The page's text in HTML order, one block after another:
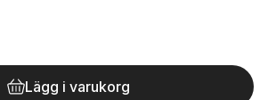
antal röster:
Lägg i varukorg